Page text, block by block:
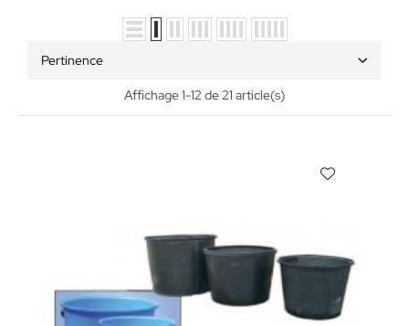
Pertinence
Affichage 1-12 de 21 article(s)